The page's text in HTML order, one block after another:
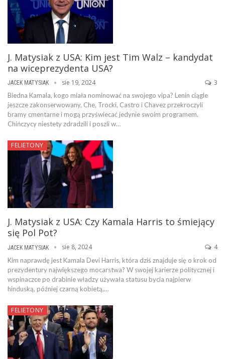
J. Matysiak z USA: Kim jest Tim Walz – kandydat
na wiceprezydenta USA?
JACEK MATYSIAK sie 19, 2024 3
Biedna Kamala, kogo miała nominować na swojego vipa? Lenin ciągle
jeszcze zakonserwowany, Che, Trocki, Castro i Chavez przekroczyli
bramy cmentarne i mogą przyświecać jedynie swoim programem.
Chińczycy niestety zdradzili i poszli w…
FELIETONY
J. Matysiak z USA: Czy Kamala Harris to śmiejący
się Pol Pot?
JACEK MATYSIAK sie 8, 2024 4
Kim naprawdę jest Kamala Devi Harris, która dziś znajduje się o krok od
prezydentury największego mocarstwa? W swojej karierze politycznej i
wspinaczce po drabinie władzy używała statusu bycia najpierw
hinduską, później czarną kobietą,…
FELIETONY